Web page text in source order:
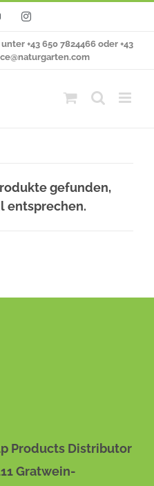
YouTubeInstagram
+43 650 7824466 oder +43
gefunden,
entsprechen.
Products Distributor
Gratwein-